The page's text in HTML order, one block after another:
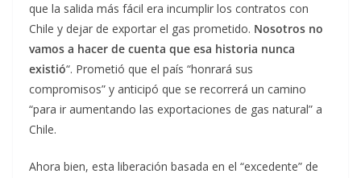
que la salida más fácil era incumplir los contratos con
Chile y dejar de exportar el gas prometido. Nosotros no
vamos a hacer de cuenta que esa historia nunca
existió“. Prometió que el país “honrará sus
compromisos” y anticipó que se recorrerá un camino
“para ir aumentando las exportaciones de gas natural” a
Chile.
Ahora bien, esta liberación basada en el “excedente” de